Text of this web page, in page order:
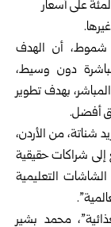
وتراوحت حسوماتها بين 15 و35 بالمئة على أسعار
أن الهدف
دون وسيط،
بهدف تطوير
أفضل.
شناتة، من الأردن،
إلى شراكات حقيقية
التعليمية
محمد بشير